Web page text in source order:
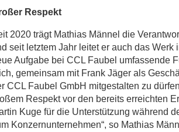
Respekt
2020 trägt Mathias Männel die
seit letztem Jahr leitet er auch das Werk
Aufgabe bei CCL Faubel umfassende
gemeinsam mit Frank Jäger als
CCL Faubel GmbH mitgestalten zu
Respekt vor den bereits erreichten
Kuge für die Unterstützung während
Konzernunternehmen“, so Mathias